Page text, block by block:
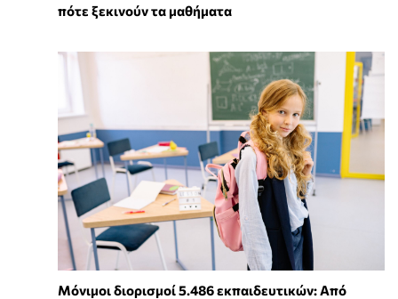
πότε ξεκινούν τα μαθήματα
Μόνιμοι διορισμοί 5.486 εκπαιδευτικών: Από